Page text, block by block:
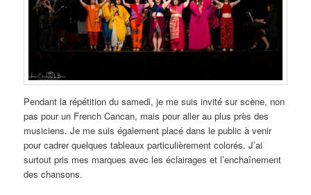
Pendant la répétition du samedi, je me suis invité sur scène, non
pas pour un French Cancan, mais pour aller au plus près des
musiciens. Je me suis également placé dans le public à venir
pour cadrer quelques tableaux particulièrement colorés. J’ai
surtout pris mes marques avec les éclairages et l’enchaînement
des chansons.